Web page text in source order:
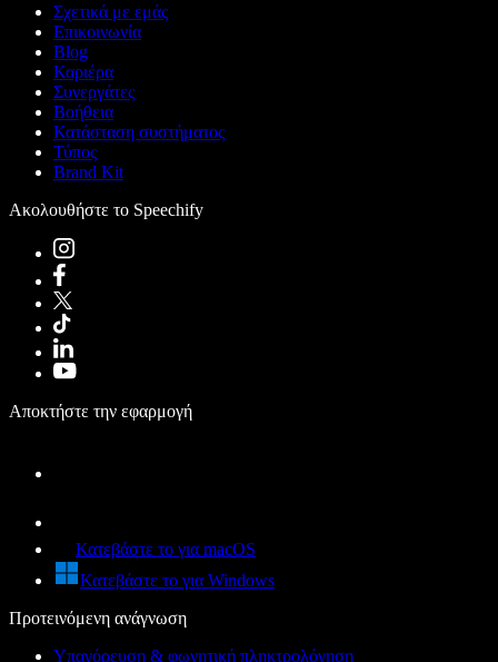
Σχετικά με εμάς
Επικοινωνία
Blog
Καριέρα
Συνεργάτες
Βοήθεια
Κατάσταση συστήματος
Τύπος
Brand Kit
Ακολουθήστε το Speechify
Αποκτήστε την εφαρμογή
Κατεβάστε το για macOS
Κατεβάστε το για Windows
Προτεινόμενη ανάγνωση
Υπαγόρευση & φωνητική πληκτρολόγηση